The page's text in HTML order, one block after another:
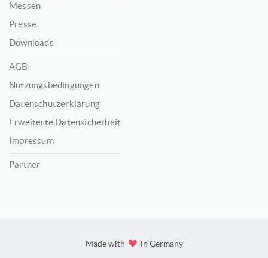
Messen
Presse
Downloads
AGB
Nutzungsbedingungen
Datenschutzerklärung
Erweiterte Datensicherheit
Impressum
Partner
Made with in Germany